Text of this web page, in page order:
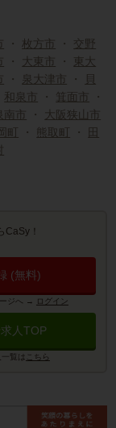
・枚方市 ・ 交野
・ 大東市 ・ 東大
・ 泉大津市 ・
貝
和泉市 ・ 箕面市
・
南市 ・
大阪狭山市
町 ・ 熊取町 ・
田
CaSy！
(無料)
ジへ → ログイン
人TOP
覧は こちら